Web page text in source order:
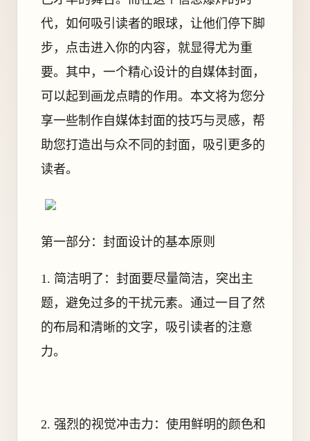
代，如何吸引读者的眼球，让他们停下脚
步，点击进入你的内容，就显得尤为重
要。其中，一个精心设计的自媒体封面，
可以起到画龙点睛的作用。本文将为您分
享一些制作自媒体封面的技巧与灵感，帮
助您打造出与众不同的封面，吸引更多的
读者。
第一部分：封面设计的基本原则
1. 简洁明了：封面要尽量简洁，突出主
题，避免过多的干扰元素。通过一目了然
的布局和清晰的文字，吸引读者的注意
力。
2. 强烈的视觉冲击力：使用鲜明的颜色和